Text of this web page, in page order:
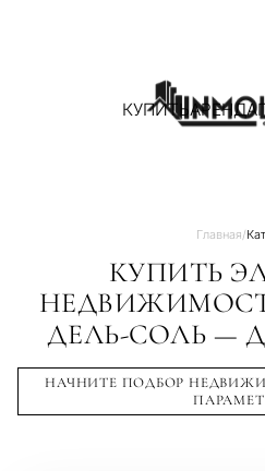
КУПИТЬАРЕНДА
Главная/
КУПИТЬ
ДЕЛЬ-СОЛЬ —
НАЧНИТЕ ПОДБОР